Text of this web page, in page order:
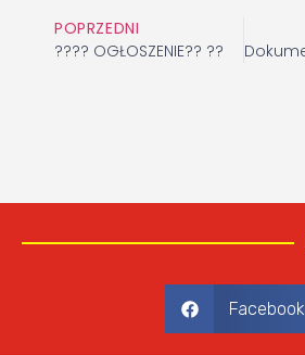
POPRZEDNI
???? OGŁOSZENIE?? ??
Facebook